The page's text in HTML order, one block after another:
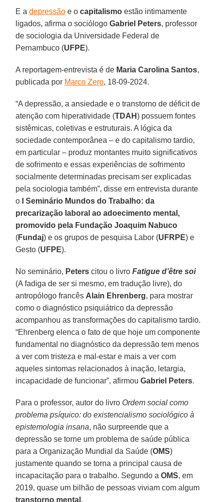
E adepressão e ocapitalismo estão intimamente
ligados, afirma o sociólogoGabriel Peters, professor
de sociologia da Universidade Federal de
Pernambuco (UFPE).
A reportagem-entrevista é de Maria Carolina Santos,
publicada por Marco Zero, 18-09-2024.
“A depressão, a ansiedade e o transtorno de déficit de
atenção com hiperatividade (TDAH) possuem fontes
sistêmicas, coletivas e estruturais. A lógica da
sociedade contemporânea – e do capitalismo tardio,
em particular – produz montantes muito significativos
de sofrimento e essas experiências de sofrimento
socialmente determinadas precisam ser explicadas
pela sociologia também”, disse em entrevista durante
o
I Seminário Mundos do Trabalho: da
precarização laboral ao adoecimento mental,
promovido pela Fundação Joaquim Nabuco
(Fundaj) e os grupos de pesquisa Labor (UFRPE) e
Gesto (UFPE).
No seminário, Peters citou o livroFatigue d’être soi
(A fadiga de ser si mesmo, em tradução livre), do
antropólogo francês Alain Ehrenberg, para mostrar
como o diagnóstico psiquiátrico da depressão
acompanhou as transformações do capitalismo tardio.
“Ehrenberg elenca o fato de que hoje um componente
fundamental no diagnóstico da depressão tem menos
a ver com tristeza e mal-estar e mais a ver com
aqueles sintomas relacionados à inação, letargia,
incapacidade de funcionar”, afirmouGabriel Peters.
Para o professor, autor do livro Ordem social como
problema psíquico: do existencialismo sociológico à
epistemologia insana, não surpreende que a
depressão se torne um problema de saúde pública
para a Organização Mundial da Saúde (OMS)
justamente quando se torna a principal causa de
incapacitação para o trabalho. Segundo aOMS, em
2019, quase um bilhão de pessoas viviam com algum
transtorno mental .